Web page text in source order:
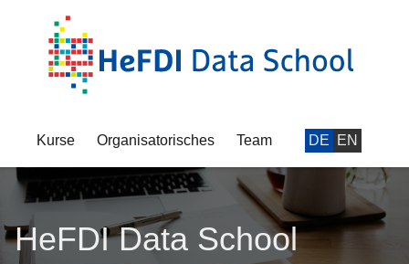
Kurse Organisatorisches Team DE EN
HeFDI Data School